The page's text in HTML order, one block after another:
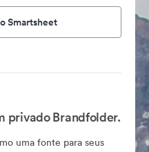
Smartsheet
privado Brandfolder.
uma fonte para seus